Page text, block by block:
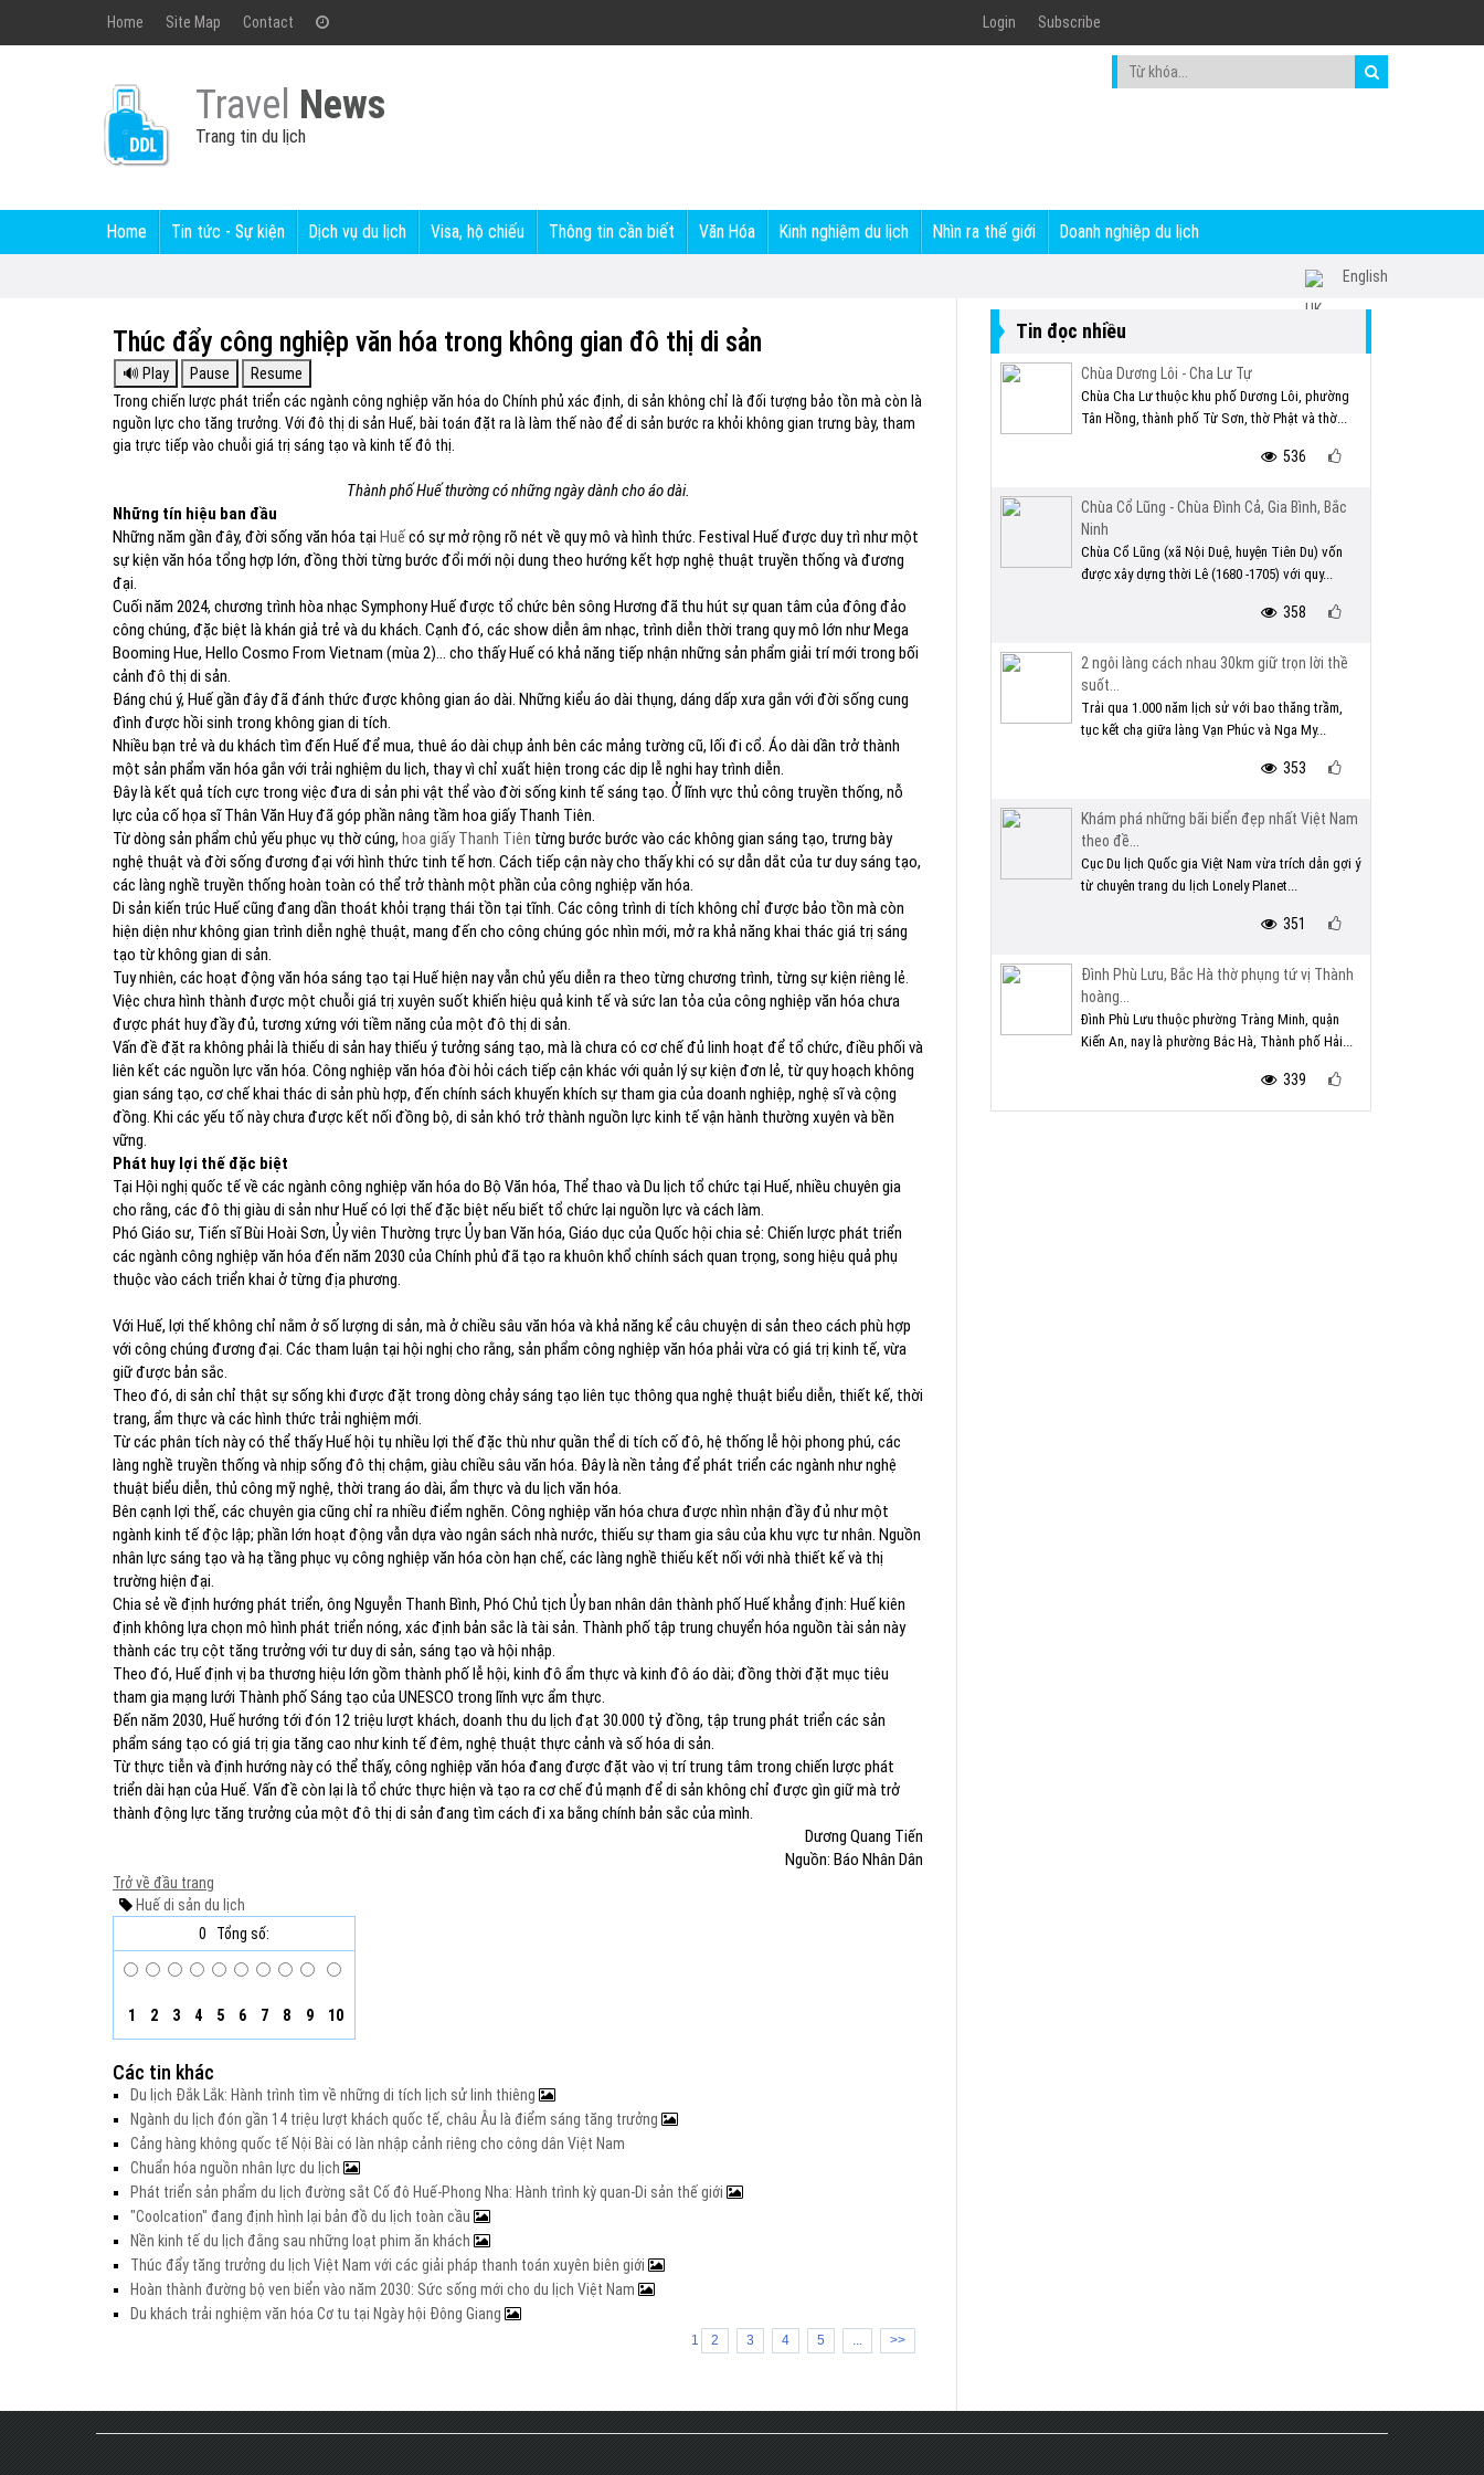
Home Site Map Contact Login Subscribe
Travel News
Trang tin du lịch
Home Tin tức - Sự kiện Dịch vụ du lịch Visa, hộ chiếu Thông tin cần biết Văn Hóa Kinh nghiệm du lịch Nhìn ra thế giới Doanh nghiệp du lịch
English
Thúc đẩy công nghiệp văn hóa trong không gian đô thị di sản
Trong chiến lược phát triển các ngành công nghiệp văn hóa do Chính phủ xác định, di sản không chỉ là đối tượng bảo tồn mà còn là
nguồn lực cho tăng trưởng. Với đô thị di sản Huế, bài toán đặt ra là làm thế nào để di sản bước ra khỏi không gian trưng bày, tham
gia trực tiếp vào chuỗi giá trị sáng tạo và kinh tế đô thị.
Thành phố Huế thường có những ngày dành cho áo dài.
Những tín hiệu ban đầu
Những năm gần đây, đời sống văn hóa tại Huếcó sự mở rộng rõ nét về quy mô và hình thức. Festival Huế được duy trì như một
sự kiện văn hóa tổng hợp lớn, đồng thời từng bước đổi mới nội dung theo hướng kết hợp nghệ thuật truyền thống và đương
đại.
Cuối năm 2024, chương trình hòa nhạc Symphony Huế được tổ chức bên sông Hương đã thu hút sự quan tâm của đông đảo
công chúng, đặc biệt là khán giả trẻ và du khách. Cạnh đó, các show diễn âm nhạc, trình diễn thời trang quy mô lớn như Mega
Booming Hue, Hello Cosmo From Vietnam (mùa 2)... cho thấy Huế có khả năng tiếp nhận những sản phẩm giải trí mới trong bối
cảnh đô thị di sản.
Đáng chú ý, Huế gần đây đã đánh thức được không gian áo dài. Những kiểu áo dài thụng, dáng dấp xưa gắn với đời sống cung
đình được hồi sinh trong không gian di tích.
Nhiều bạn trẻ và du khách tìm đến Huế để mua, thuê áo dài chụp ảnh bên các mảng tường cũ, lối đi cổ. Áo dài dần trở thành
một sản phẩm văn hóa gắn với trải nghiệm du lịch, thay vì chỉ xuất hiện trong các dịp lễ nghi hay trình diễn.
Đây là kết quả tích cực trong việc đưa di sản phi vật thể vào đời sống kinh tế sáng tạo. Ở lĩnh vực thủ công truyền thống, nỗ
lực của cố họa sĩ Thân Văn Huy đã góp phần nâng tầm hoa giấy Thanh Tiên.
Từ dòng sản phẩm chủ yếu phục vụ thờ cúng, hoa giấy Thanh Tiên từng bước bước vào các không gian sáng tạo, trưng bày
nghệ thuật và đời sống đương đại với hình thức tinh tế hơn. Cách tiếp cận này cho thấy khi có sự dẫn dắt của tư duy sáng tạo,
các làng nghề truyền thống hoàn toàn có thể trở thành một phần của công nghiệp văn hóa.
Di sản kiến trúc Huế cũng đang dần thoát khỏi trạng thái tồn tại tĩnh. Các công trình di tích không chỉ được bảo tồn mà còn
hiện diện như không gian trình diễn nghệ thuật, mang đến cho công chúng góc nhìn mới, mở ra khả năng khai thác giá trị sáng
tạo từ không gian di sản.
Tuy nhiên, các hoạt động văn hóa sáng tạo tại Huế hiện nay vẫn chủ yếu diễn ra theo từng chương trình, từng sự kiện riêng lẻ.
Việc chưa hình thành được một chuỗi giá trị xuyên suốt khiến hiệu quả kinh tế và sức lan tỏa của công nghiệp văn hóa chưa
được phát huy đầy đủ, tương xứng với tiềm năng của một đô thị di sản.
Vấn đề đặt ra không phải là thiếu di sản hay thiếu ý tưởng sáng tạo, mà là chưa có cơ chế đủ linh hoạt để tổ chức, điều phối và
liên kết các nguồn lực văn hóa. Công nghiệp văn hóa đòi hỏi cách tiếp cận khác với quản lý sự kiện đơn lẻ, từ quy hoạch không
gian sáng tạo, cơ chế khai thác di sản phù hợp, đến chính sách khuyến khích sự tham gia của doanh nghiệp, nghệ sĩ và cộng
đồng. Khi các yếu tố này chưa được kết nối đồng bộ, di sản khó trở thành nguồn lực kinh tế vận hành thường xuyên và bền
vững.
Phát huy lợi thế đặc biệt
Tại Hội nghị quốc tế về các ngành công nghiệp văn hóa do Bộ Văn hóa, Thể thao và Du lịch tổ chức tại Huế, nhiều chuyên gia
cho rằng, các đô thị giàu di sản như Huế có lợi thế đặc biệt nếu biết tổ chức lại nguồn lực và cách làm.
Phó Giáo sư, Tiến sĩ Bùi Hoài Sơn, Ủy viên Thường trực Ủy ban Văn hóa, Giáo dục của Quốc hội chia sẻ: Chiến lược phát triển
các ngành công nghiệp văn hóa đến năm 2030 của Chính phủ đã tạo ra khuôn khổ chính sách quan trọng, song hiệu quả phụ
thuộc vào cách triển khai ở từng địa phương.
Với Huế, lợi thế không chỉ nằm ở số lượng di sản, mà ở chiều sâu văn hóa và khả năng kể câu chuyện di sản theo cách phù hợp
với công chúng đương đại. Các tham luận tại hội nghị cho rằng, sản phẩm công nghiệp văn hóa phải vừa có giá trị kinh tế, vừa
giữ được bản sắc.
Theo đó, di sản chỉ thật sự sống khi được đặt trong dòng chảy sáng tạo liên tục thông qua nghệ thuật biểu diễn, thiết kế, thời
trang, ẩm thực và các hình thức trải nghiệm mới.
Từ các phân tích này có thể thấy Huế hội tụ nhiều lợi thế đặc thù như quần thể di tích cố đô, hệ thống lễ hội phong phú, các
làng nghề truyền thống và nhịp sống đô thị chậm, giàu chiều sâu văn hóa. Đây là nền tảng để phát triển các ngành như nghệ
thuật biểu diễn, thủ công mỹ nghệ, thời trang áo dài, ẩm thực và du lịch văn hóa.
Bên cạnh lợi thế, các chuyên gia cũng chỉ ra nhiều điểm nghẽn. Công nghiệp văn hóa chưa được nhìn nhận đầy đủ như một
ngành kinh tế độc lập; phần lớn hoạt động vẫn dựa vào ngân sách nhà nước, thiếu sự tham gia sâu của khu vực tư nhân. Nguồn
nhân lực sáng tạo và hạ tầng phục vụ công nghiệp văn hóa còn hạn chế, các làng nghề thiếu kết nối với nhà thiết kế và thị
trường hiện đại.
Chia sẻ về định hướng phát triển, ông Nguyễn Thanh Bình, Phó Chủ tịch Ủy ban nhân dân thành phố Huế khẳng định: Huế kiên
định không lựa chọn mô hình phát triển nóng, xác định bản sắc là tài sản. Thành phố tập trung chuyển hóa nguồn tài sản này
thành các trụ cột tăng trưởng với tư duy di sản, sáng tạo và hội nhập.
Theo đó, Huế định vị ba thương hiệu lớn gồm thành phố lễ hội, kinh đô ẩm thực và kinh đô áo dài; đồng thời đặt mục tiêu
tham gia mạng lưới Thành phố Sáng tạo của UNESCO trong lĩnh vực ẩm thực.
Đến năm 2030, Huế hướng tới đón 12 triệu lượt khách, doanh thu du lịch đạt 30.000 tỷ đồng, tập trung phát triển các sản
phẩm sáng tạo có giá trị gia tăng cao như kinh tế đêm, nghệ thuật thực cảnh và số hóa di sản.
Từ thực tiễn và định hướng này có thể thấy, công nghiệp văn hóa đang được đặt vào vị trí trung tâm trong chiến lược phát
triển dài hạn của Huế. Vấn đề còn lại là tổ chức thực hiện và tạo ra cơ chế đủ mạnh để di sản không chỉ được gìn giữ mà trở
thành động lực tăng trưởng của một đô thị di sản đang tìm cách đi xa bằng chính bản sắc của mình.
Dương Quang Tiến
Nguồn: Báo Nhân Dân
Trở về đầu trang
Huếdi sản du lịch
0
Tổng số:
1 2 3 4 5 6 7 8 9 10
Các tin khác
Du lịch Đắk Lắk: Hành trình tìm về những di tích lịch sử linh thiêng
Ngành du lịch đón gần 14 triệu lượt khách quốc tế, châu Âu là điểm sáng tăng trưởng
Cảng hàng không quốc tế Nội Bài có làn nhập cảnh riêng cho công dân Việt Nam
Chuẩn hóa nguồn nhân lực du lịch
Phát triển sản phẩm du lịch đường sắt Cố đô Huế-Phong Nha: Hành trình kỳ quan-Di sản thế giới
"Coolcation" đang định hình lại bản đồ du lịch toàn cầu
Nền kinh tế du lịch đằng sau những loạt phim ăn khách
Thúc đẩy tăng trưởng du lịch Việt Nam với các giải pháp thanh toán xuyên biên giới
Hoàn thành đường bộ ven biển vào năm 2030: Sức sống mới cho du lịch Việt Nam
Du khách trải nghiệm văn hóa Cơ tu tại Ngày hội Đông Giang
1 2 3 4 5 ... >>
Tin đọc nhiều
Chùa Dương Lôi - Cha Lư Tự
Chùa Cha Lư thuộc khu phố Dương Lôi, phường
Tân Hồng, thành phố Từ Sơn, thờ Phật và thờ...
536
Chùa Cổ Lũng - Chùa Đình Cả, Gia Bình, Bắc
Ninh
Chùa Cổ Lũng (xã Nội Duệ, huyện Tiên Du) vốn
được xây dựng thời Lê (1680 -1705) với quy...
358
2 ngôi làng cách nhau 30km giữ trọn lời thề
suốt...
Trải qua 1.000 năm lịch sử với bao thăng trầm,
tục kết chạ giữa làng Vạn Phúc và Nga My...
353
Khám phá những bãi biển đẹp nhất Việt Nam
theo đề...
Cục Du lịch Quốc gia Việt Nam vừa trích dẫn gợi ý
từ chuyên trang du lịch Lonely Planet...
351
Đình Phù Lưu, Bắc Hà thờ phụng tứ vị Thành
hoàng...
Đình Phù Lưu thuộc phường Tràng Minh, quận
Kiến An, nay là phường Bắc Hà, Thành phố Hải...
339